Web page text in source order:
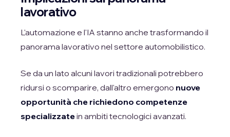
lavorativo
L'automazione e l'IA stanno anche trasformando il
panorama lavorativo nel settore automobilistico.
Se da un lato alcuni lavori tradizionali potrebbero
ridursi o scomparire, dall'altro emergono nuove
opportunità che richiedono competenze
specializzatein ambiti tecnologici avanzati.